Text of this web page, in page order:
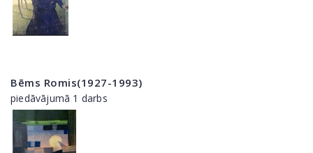
Bēms Romis(1927-1993)
piedāvājumā 1 darbs